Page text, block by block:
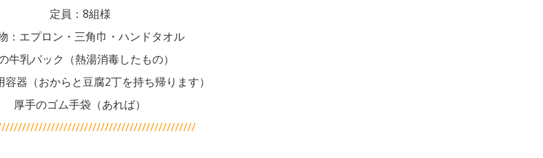
定員：8組様
：エプロン・三角巾・ハンドタオル
牛乳パック（熱湯消毒したもの）
容器（おからと豆腐2丁を持ち帰ります）
厚手のゴム手袋（あれば）